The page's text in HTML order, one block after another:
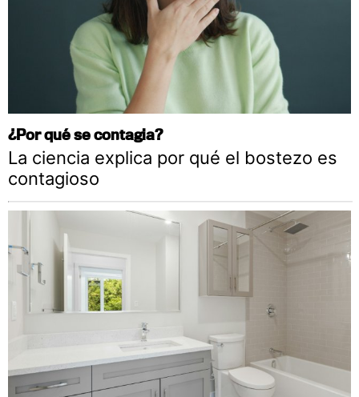
¿Por qué se contagia?
La ciencia explica por qué el bostezo es
contagioso